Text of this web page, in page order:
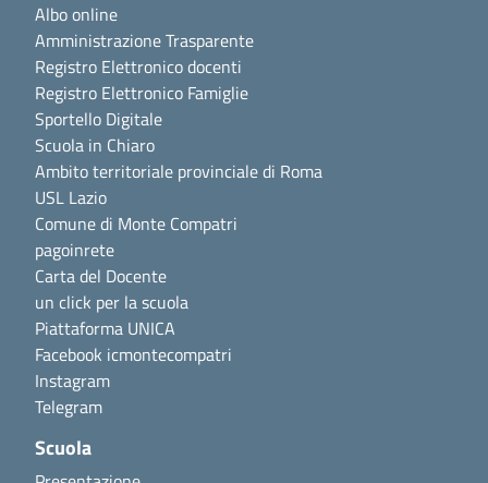
Albo online
Amministrazione Trasparente
Registro Elettronico docenti
Registro Elettronico Famiglie
Sportello Digitale
Scuola in Chiaro
Ambito territoriale provinciale di Roma
USL Lazio
Comune di Monte Compatri
pagoinrete
Carta del Docente
un click per la scuola
Piattaforma UNICA
Facebook icmontecompatri
Instagram
Telegram
Scuola